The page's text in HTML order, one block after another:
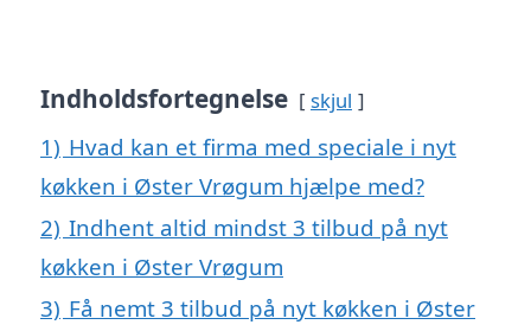
Indholdsfortegnelse skjul
1) Hvad kan et firma med speciale i nyt
køkken i Øster Vrøgum hjælpe med?
2) Indhent altid mindst 3 tilbud på nyt
køkken i Øster Vrøgum
3) Få nemt 3 tilbud på nyt køkken i Øster